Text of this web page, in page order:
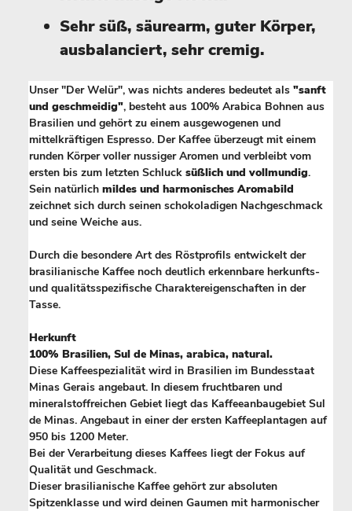
Sehr süß, säurearm, guter Körper,
ausbalanciert, sehr cremig.
Unser "Der Welür", was nichts anderes bedeutet als "sanft
und geschmeidig", besteht aus 100% Arabica Bohnen aus
Brasilien und gehört zu einem ausgewogenen und
mittelkräftigen Espresso. Der Kaffee überzeugt mit einem
runden Körper voller nussiger Aromen und verbleibt vom
ersten bis zum letzten Schluck süßlich und vollmundig.
Sein natürlich mildes und harmonisches Aromabild
zeichnet sich durch seinen schokoladigen Nachgeschmack
und seine Weiche aus.
Durch die besondere Art des Röstprofils entwickelt der
brasilianische Kaffee noch deutlich erkennbare herkunfts-
und qualitätsspezifische Charaktereigenschaften in der
Tasse.
Herkunft
100% Brasilien, Sul de Minas, arabica, natural.
Diese Kaffeespezialität wird in Brasilien im Bundesstaat
Minas Gerais angebaut. In diesem fruchtbaren und
mineralstoffreichen Gebiet liegt das Kaffeeanbaugebiet Sul
de Minas. Angebaut in einer der ersten Kaffeeplantagen auf
950 bis 1200 Meter.
Bei der Verarbeitung dieses Kaffees liegt der Fokus auf
Qualität und Geschmack.
Dieser brasilianische Kaffee gehört zur absoluten
Spitzenklasse und wird deinen Gaumen mit harmonischer